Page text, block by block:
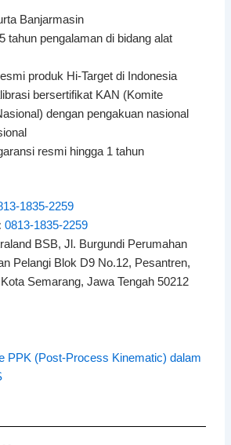
Banjarmasin
tahun pengalaman di bidang alat
produk Hi-Target di Indonesia
bersertifikat KAN (Komite
dengan pengakuan nasional
resmi hingga 1 tahun
1835-2259
0813-1835-2259
BSB, Jl. Burgundi Perumahan
Pelangi Blok D9 No.12, Pesantren,
Semarang, Jawa Tengah 50212
PPK (Post-Process Kinematic) dalam